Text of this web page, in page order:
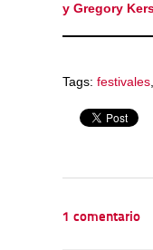
y Gregory
Tags: festivales
1 comentario